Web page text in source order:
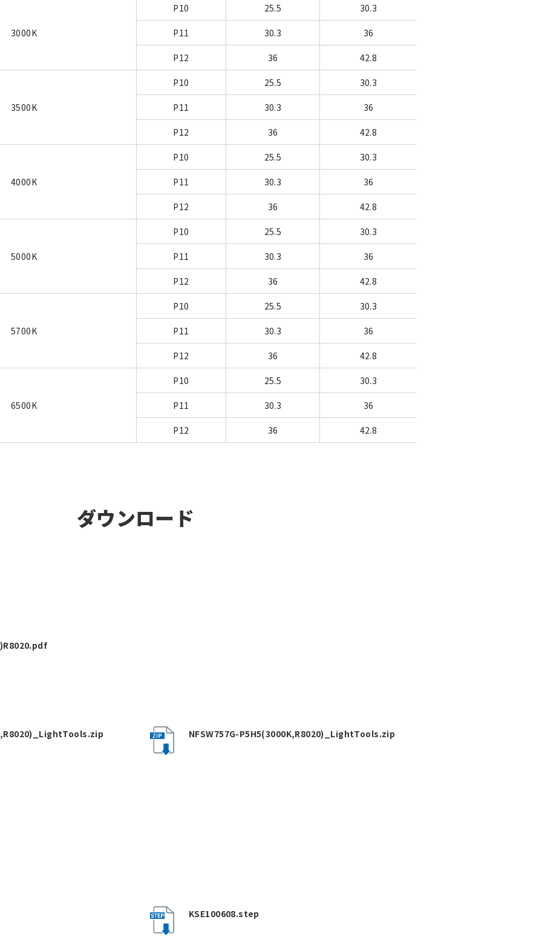
3000K
P10 25.5 30.3
P11 30.3 36
P12 36 42.8
3500K
P10 25.5 30.3
P11 30.3 36
P12 36 42.8
4000K
P10 25.5 30.3
P11 30.3 36
P12 36 42.8
5000K
P10 25.5 30.3
P11 30.3 36
P12 36 42.8
5700K
P10 25.5 30.3
P11 30.3 36
P12 36 42.8
6500K
P10 25.5 30.3
P11 30.3 36
P12 36 42.8
ダウンロード
NFSW757G-P5H5(3000K,R8020)_LightTools.zip
KSE100608.step